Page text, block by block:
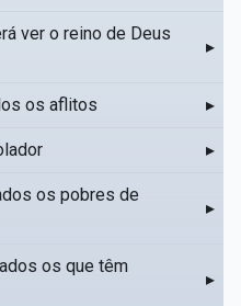
ver o reino de Deus
▸
os aflitos ▸
▸
os pobres de
▸
os que têm
▸